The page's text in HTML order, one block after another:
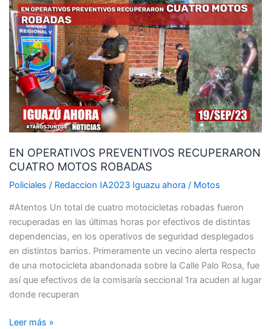
EN OPERATIVOS PREVENTIVOS RECUPERARON
CUATRO MOTOS ROBADAS
Policiales / Redaccion IA2023 Iguazu ahora / Motos
#Atentos Un total de cuatro motocicletas robadas fueron
recuperadas en las últimas horas por efectivos de distintas
dependencias, en los operativos de seguridad desplegados
en distintos barrios. Primeramente un vecino alerta respecto
de una motocicleta abandonada sobre la Calle Palo Rosa, fue
así que efectivos de la comisaría seccional 1ra acuden al lugar
donde recuperan
EN
OPERATIVOS
PREVENTIVOS
RECUPERARON
CUATRO
MOTOS
ROBADAS
Leer más »